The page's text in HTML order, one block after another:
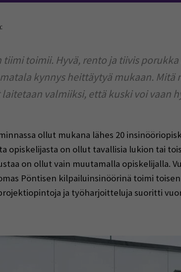
toimii. Hyvä, rento ja tiivis
kynnys heittäytyä mukaan. Mitä
valmiiksi, että kuski voi vaan
ollut mukana lähes 20
opiskelijasta on ollut tavallisia lukion tai
on ollut vain muutamalla opiskelijalla.
Pöntisen kilpailuinsinöörinä toimi
ja työharjoitteluja suoritti